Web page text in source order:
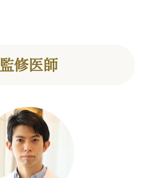
監修医師